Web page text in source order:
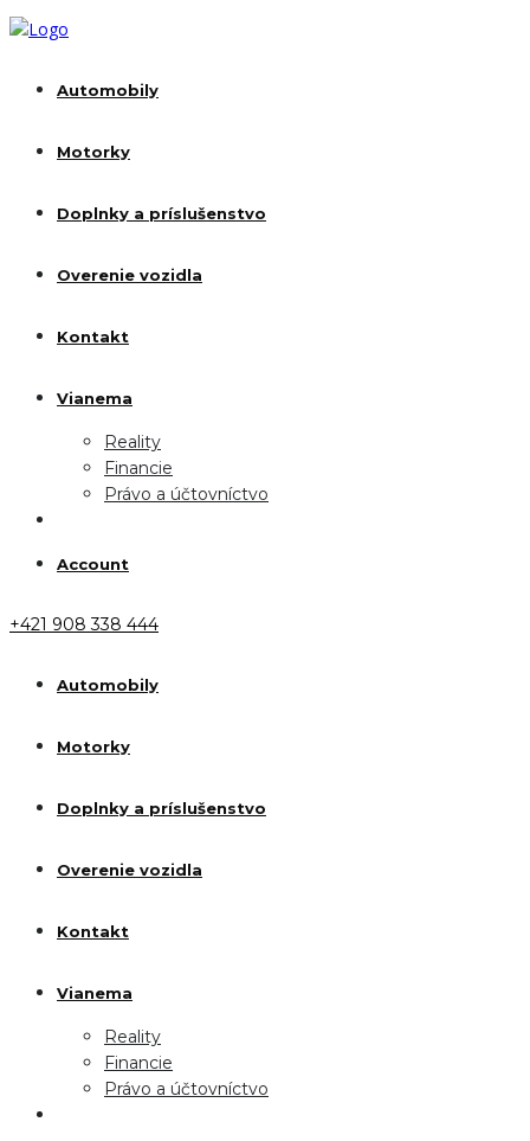
Automobily
Motorky
Doplnky a príslušenstvo
Overenie vozidla
Kontakt
Vianema
Reality
Financie
Právo a účtovníctvo
Account
+421 908 338 444
Automobily
Motorky
Doplnky a príslušenstvo
Overenie vozidla
Kontakt
Vianema
Reality
Financie
Právo a účtovníctvo